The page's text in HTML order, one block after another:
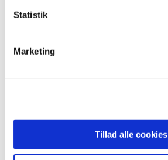
Statistik
Marketing
Tillad alle cookies